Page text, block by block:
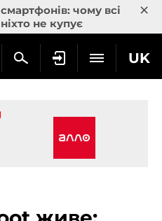
чому всі
не купує
×
UK